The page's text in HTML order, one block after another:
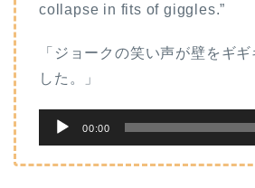
collapse in fits of giggles.”
「ジョークの笑い声が壁をギ
した。」
声
プ
00:00